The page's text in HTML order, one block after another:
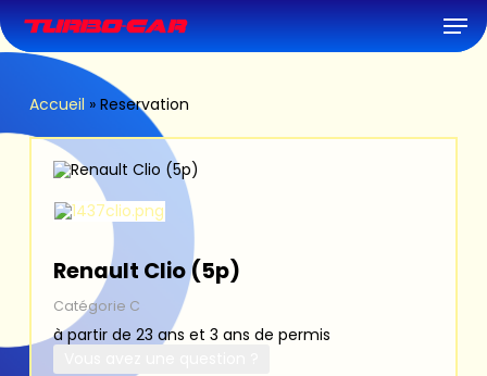
to
main
content
Accueil » Reservation
Renault Clio (5p)
Catégorie C
à partir de 23 ans et 3 ans de permis